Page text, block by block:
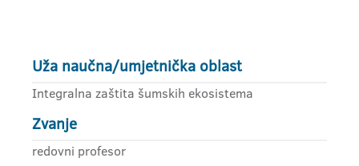
Uža naučna/umjetnička oblast
Integralna zaštita šumskih ekosistema
Zvanje
redovni profesor